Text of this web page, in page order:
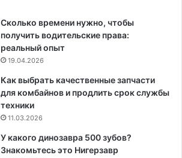
Сколько времени нужно, чтобы
получить водительские права:
реальный опыт
19.04.2026
Как выбрать качественные запчасти
для комбайнов и продлить срок службы
техники
11.03.2026
У какого динозавра 500 зубов?
Знакомьтесь это Нигерзавр